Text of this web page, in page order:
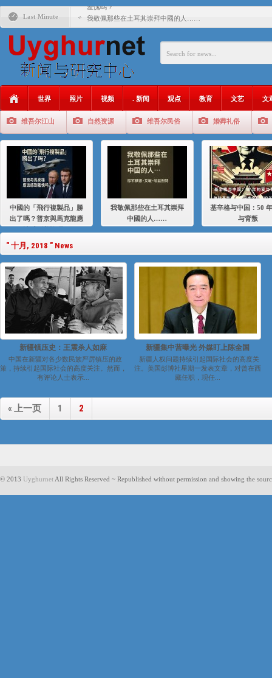
Last Minute
羞愧嗎？
我敬佩那些在土耳其崇拜中國的人……
基辛格与中国：50 年的爱与背叛
年的百年關係
大一统情结使魏京生失去理智 / 伊利夏提
伊利夏提：在自责与内疚中的挣扎
伊利夏提：消失在集中营的红衣女孩
伊利夏提：维吾尔种族灭绝
世界 照片 视频 . 新闻 观点 教育 文艺 文
维吾尔江山 自然资源 维吾尔民俗 婚葬礼俗
中國的「飛行複製品」勝
出了嗎？普京與馬克龍應
我敬佩那些在土耳其崇拜
中國的人……
基辛格与中国：50
与背叛
" 十月, 2018 " News
新疆镇压史：王震杀人如麻
中国在新疆对各少数民族严厉镇压的政
策，持续引起国际社会的高度关注。然而，
有评论人士表示...
新疆集中营曝光 外媒盯上陈全国
新疆人权问题持续引起国际社会的高度关
注。美国彭博社星期一发表文章，对曾在西
藏任职，现任...
« 上一页 1 2
© 2013 Uyghurnet All Rights Reserved ~ Republished without permission and showing the